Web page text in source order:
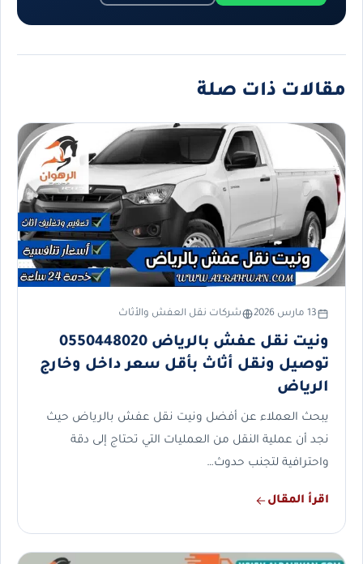
مقالات ذات صلة
13 مارس 2026 شركات نقل العفش والأثاث
ونيت نقل عفش بالرياض 0550448020
توصيل ونقل أثاث بأقل سعر داخل وخارج
الرياض
يبحث العملاء عن أفضل ونيت نقل عفش بالرياض حيث
نجد أن عملية النقل من العمليات التي تحتاج إلى دقة
واحترافية لتجنب حدوث…
اقرأ المقال